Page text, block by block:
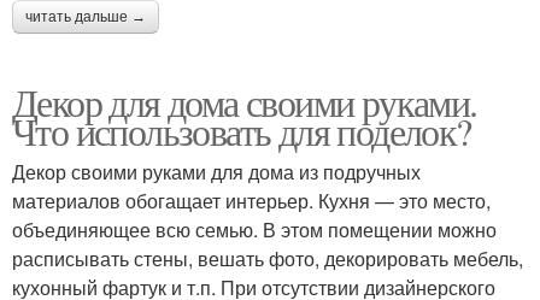
читать дальше →
Декор для дома своими руками.
Что использовать для поделок?
Декор своими руками для дома из подручных
материалов обогащает интерьер. Кухня — это место,
объединяющее всю семью. В этом помещении можно
расписывать стены, вешать фото, декорировать мебель,
кухонный фартук и т.п. При отсутствии дизайнерского